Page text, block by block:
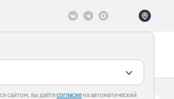
сайтом, вы даётесогласиена автоматический